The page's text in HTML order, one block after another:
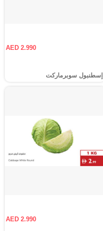
AED 2.990
إسطنبول سوبرماركت
AED 2.990